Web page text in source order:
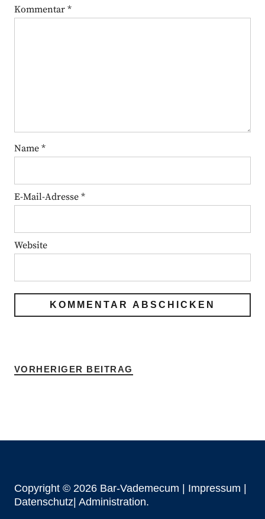
Kommentar *
Name *
E-Mail-Adresse *
Website
VORHERIGER BEITRAG
Copyright © 2026 Bar-Vademecum | Impressum
Datenschutz| Administration